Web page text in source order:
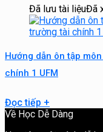
Đã lưu tài liệuĐã
Hướng dẫn ôn tập
chính 1 UFM
Đọc tiếp +
Về Học Dễ Dàng